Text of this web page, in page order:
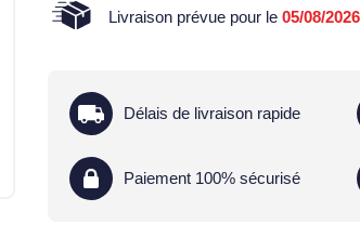
Livraison prévue pour le 05/08/2026
Délais de livraison rapide
Paiement 100% sécurisé